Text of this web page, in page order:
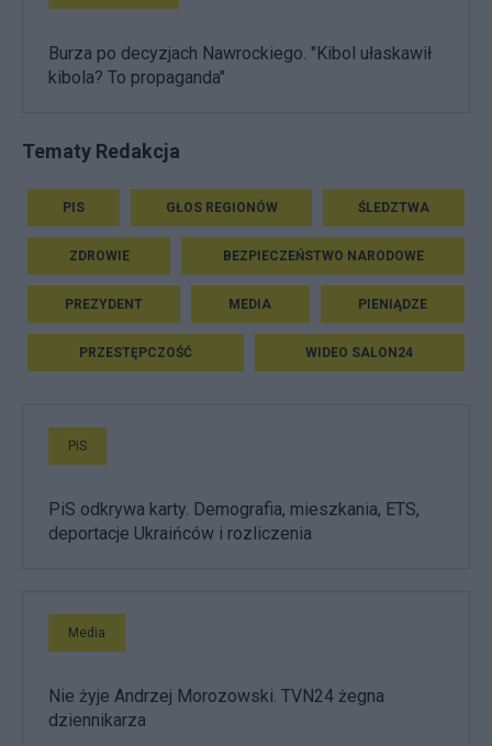
Burza po decyzjach Nawrockiego. "Kibol ułaskawił
kibola? To propaganda"
Tematy Redakcja
PIS GŁOS REGIONÓW ŚLEDZTWA
ZDROWIE BEZPIECZEŃSTWO NARODOWE
PREZYDENT MEDIA PIENIĄDZE
PRZESTĘPCZOŚĆ WIDEO SALON24
PiS
PiS odkrywa karty. Demografia, mieszkania, ETS,
deportacje Ukraińców i rozliczenia
Media
Nie żyje Andrzej Morozowski. TVN24 żegna
dziennikarza